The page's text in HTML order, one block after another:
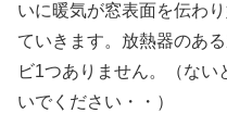
いに暖気が窓表面を伝わ
ていきます。放熱器のあ
ビ1つありません。（な
いでください・・）